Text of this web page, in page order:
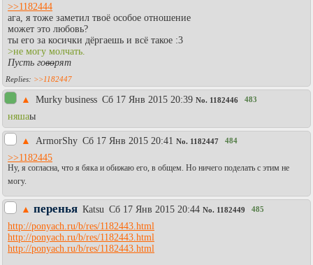
>>1182444
ага, я тоже заметил твоё особое отношение
может это любовь?
ты его за косички дёргаешь и всё такое :3
>не могу молчать.
Пусть говорят
>>1182447
▲ Murky business Сб 17 Янв 2015 20:39 No. 1182446 483
няшаы
▲ АrmorShy Сб 17 Янв 2015 20:41 No. 1182447 484
>>1182445
Ну, я согласна, что я бяка и обижаю его, в общем. Но ничего поделать с этим не
могу.
▲ перенья Каtsu Сб 17 Янв 2015 20:44 No. 1182449 485
http://ponyach.ru/b/res/1182443.html
http://ponyach.ru/b/res/1182443.html
http://ponyach.ru/b/res/1182443.html